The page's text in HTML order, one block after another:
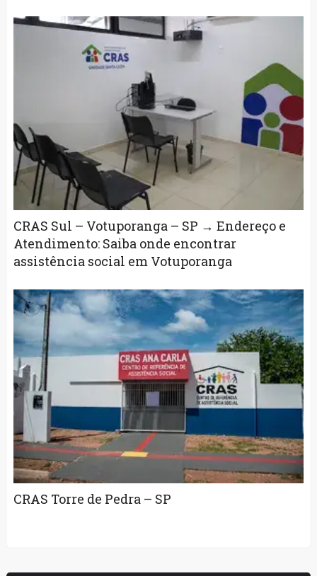
CRAS Sul – Votuporanga – SP → Endereço e
Atendimento: Saiba onde encontrar
assistência social em Votuporanga
CRAS Torre de Pedra – SP